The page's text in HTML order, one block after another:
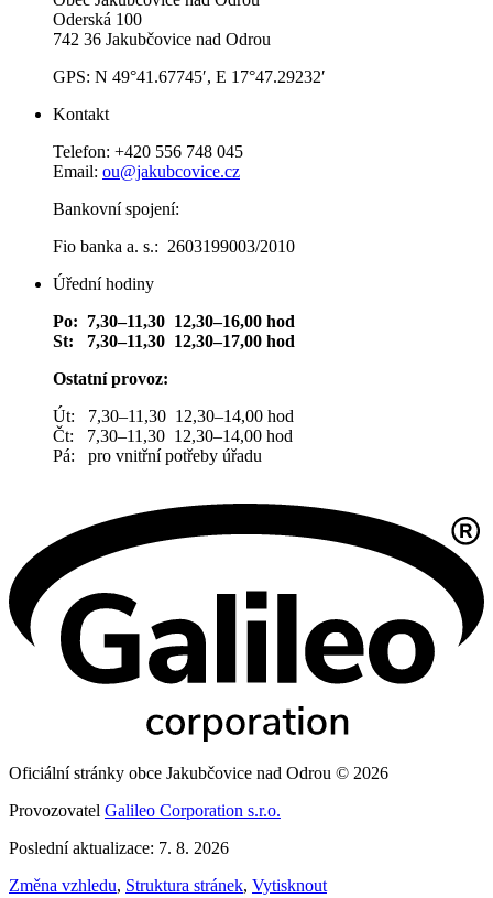
Oderská 100
742 36 Jakubčovice nad Odrou
GPS: N 49°41.67745′, E 17°47.29232′
Kontakt
Telefon: +420 556 748 045
Email: ou@jakubcovice.cz
Bankovní spojení:
Fio banka a. s.: 2603199003/2010
Úřední hodiny
Po: 7,30–11,30 12,30–16,00 hod
St: 7,30–11,30 12,30–17,00 hod
Ostatní provoz:
Út: 7,30–11,30 12,30–14,00 hod
Čt: 7,30–11,30 12,30–14,00 hod
Pá: pro vnitřní potřeby úřadu
Oficiální stránky obce Jakubčovice nad Odrou © 2026
Provozovatel Galileo Corporation s.r.o.
Poslední aktualizace: 7. 8. 2026
Změna vzhledu, Struktura stránek, Vytisknout